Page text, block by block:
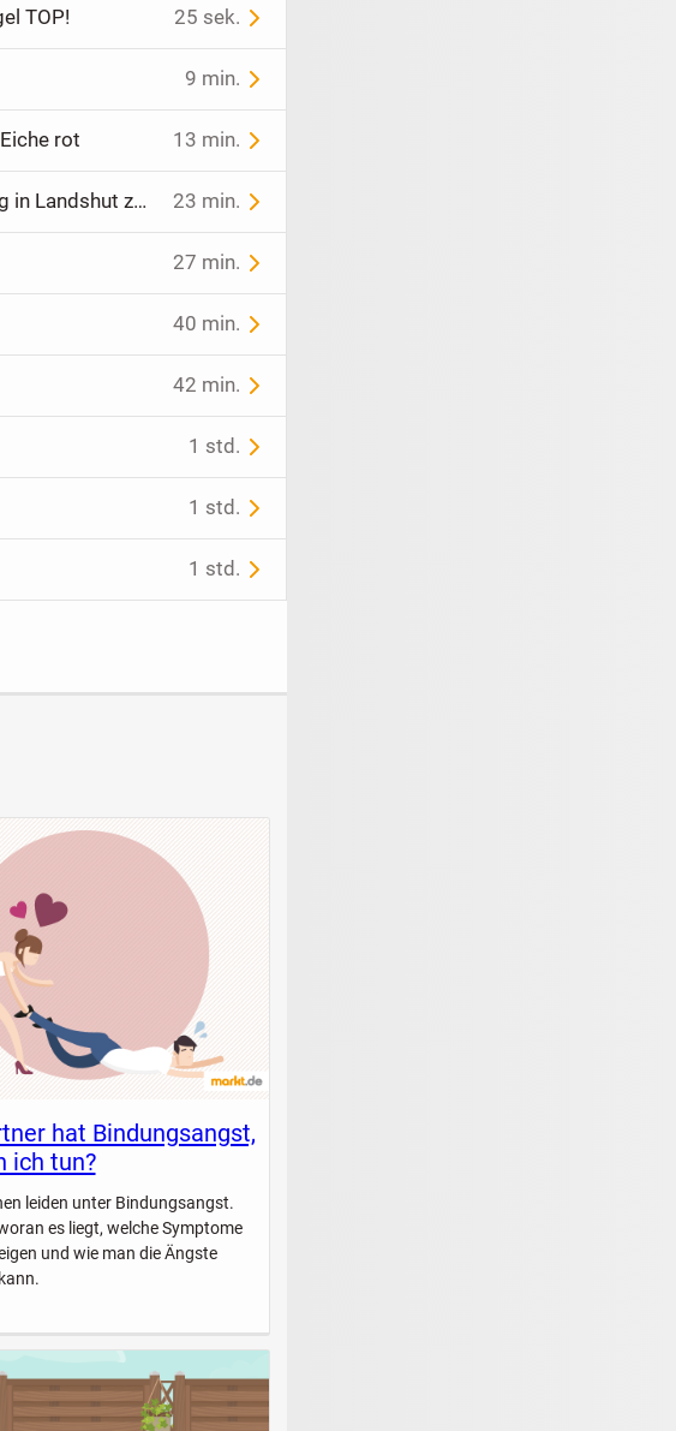
TOP! 25 sek.
9 min.
rot 13 min.
Junggebliebene Seniorin, solvent, sucht kleine Wohnung in Landshut zur Langzeit-Miete 23 min.
27 min.
40 min.
42 min.
1 std.
1 std.
1 std.
hat Bindungsangst,
ich tun?
leiden unter Bindungsangst.
es liegt, welche Symptome
und wie man die Ängste